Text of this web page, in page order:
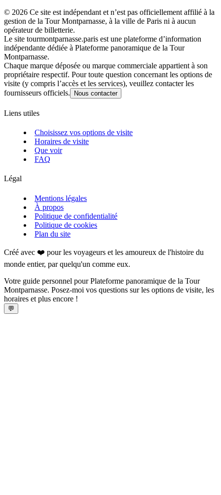
© 2026 Ce site est indépendant et n’est pas officiellement affilié à la
gestion de la Tour Montparnasse, à la ville de Paris ni à aucun
opérateur de billetterie.
Le site tourmontparnasse.paris est une plateforme d’information
indépendante dédiée à Plateforme panoramique de la Tour
Montparnasse.
Chaque marque déposée ou marque commerciale appartient à son
propriétaire respectif. Pour toute question concernant les options de
visite (y compris l’accès et les services), veuillez contacter les
fournisseurs officiels.
Nous contacter
Liens utiles
Choisissez vos options de visite
Horaires de visite
Que voir
FAQ
Légal
Mentions légales
À propos
Politique de confidentialité
Politique de cookies
Plan du site
Créé avec ❤️ pour les voyageurs et les amoureux de l'histoire du
monde entier, par quelqu'un comme eux.
Votre guide personnel pour Plateforme panoramique de la Tour
Montparnasse. Posez-moi vos questions sur les options de visite, les
horaires et plus encore !
💬